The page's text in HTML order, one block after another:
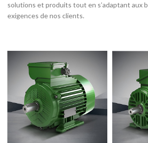
solutions et produits tout en s’adaptant aux
exigences de nos clients.